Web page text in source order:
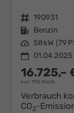
Fahrzeugnr. 190931
Kraftstoff Benzin
Leistung 58 kW (79
01.04.2025
16.725,–
incl. 19% MwSt.
Verbrauch
CO2-